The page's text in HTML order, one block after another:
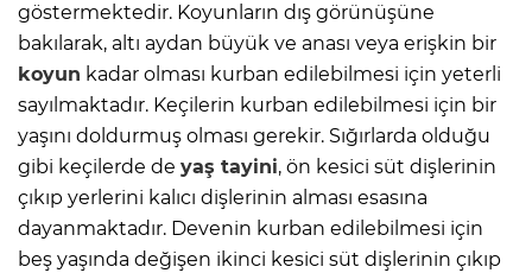
göstermektedir. Koyunların dış görünüşüne
bakılarak, altı aydan büyük ve anası veya erişkin bir
koyun kadar olması kurban edilebilmesi için yeterli
sayılmaktadır. Keçilerin kurban edilebilmesi için bir
yaşını doldurmuş olması gerekir. Sığırlarda olduğu
gibi keçilerde de yaş tayini, ön kesici süt dişlerinin
çıkıp yerlerini kalıcı dişlerinin alması esasına
dayanmaktadır. Devenin kurban edilebilmesi için
beş yaşında değişen ikinci kesici süt dişlerinin çıkıp